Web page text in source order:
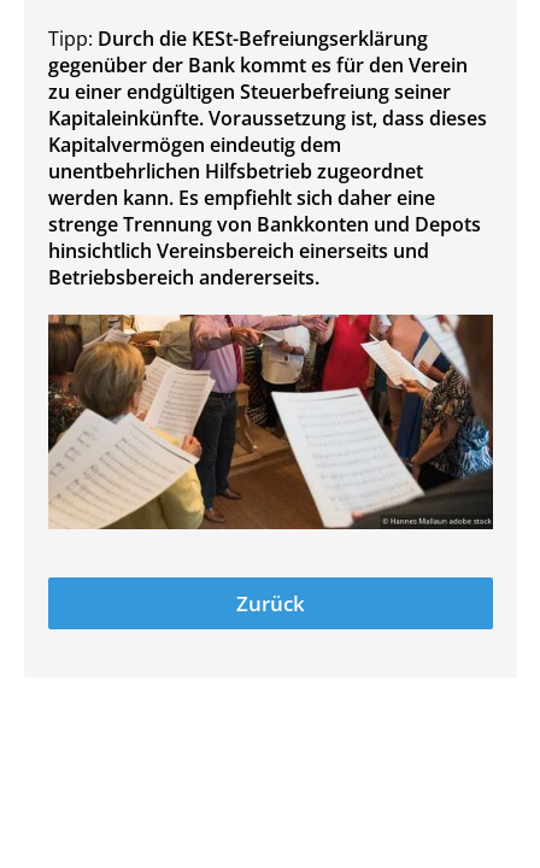
Tipp: Durch die KESt-Befreiungserklärung
gegenüber der Bank kommt es für den Verein
zu einer endgültigen Steuerbefreiung seiner
Kapitaleinkünfte. Voraussetzung ist, dass dieses
Kapitalvermögen eindeutig dem
unentbehrlichen Hilfsbetrieb zugeordnet
werden kann. Es empfiehlt sich daher eine
strenge Trennung von Bankkonten und Depots
hinsichtlich Vereinsbereich einerseits und
Betriebsbereich andererseits.
Zurück